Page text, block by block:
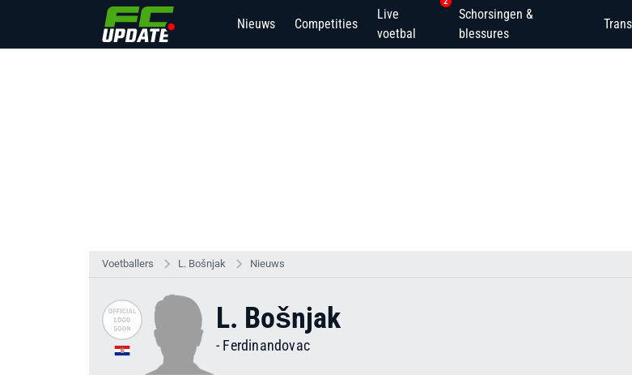
Nieuws Competities
Live
voetbal
Schorsingen &
blessures
Voetballers L. Bošnjak Nieuws
L. Bošnjak
- Ferdinandovac